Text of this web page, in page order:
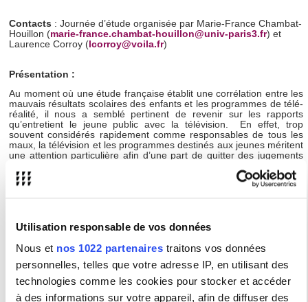
Utilisation responsable de vos données
Nous et nos 1022 partenaires traitons vos données
personnelles, telles que votre adresse IP, en utilisant des
technologies comme les cookies pour stocker et accéder
à des informations sur votre appareil, afin de diffuser des
Contacts : Journée d’étude organisée par Marie-France Chambat-
Houillon (marie-france.chambat-houillon@univ-paris3.fr) et
Laurence Corroy ( lcorroy@voila.fr)
Présentation :
Au moment où une étude française établit une corrélation entre les
mauvais résultats scolaires des enfants et les programmes de télé-
réalité, il nous a semblé pertinent de revenir sur les rapports
qu’entretient le jeune public avec la télévision. En effet, trop
souvent considérés rapidement comme responsables de tous les
maux, la télévision et les programmes destinés aux jeunes méritent
une attention particulière afin d’une part de quitter des jugements
quotidien des enfants ; et d’autre part, de montrer la spécificité des
pratiques interprétatives et de réception de ce public qui fonctionne
bien différemment dans ses attentes que les adultes.
spécificité des regards et des attentions que porte le jeune public
privilégiée, mais aussi envers des programmes plus familiaux, dont
il ne constitue pas forcément le public cible.
Programme :